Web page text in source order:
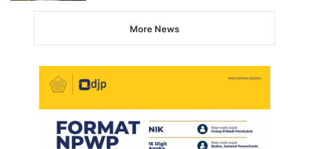
More News